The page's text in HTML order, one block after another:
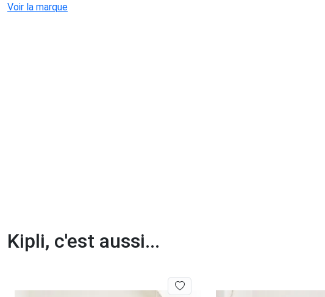
Voir la marque
Kipli, c'est aussi...